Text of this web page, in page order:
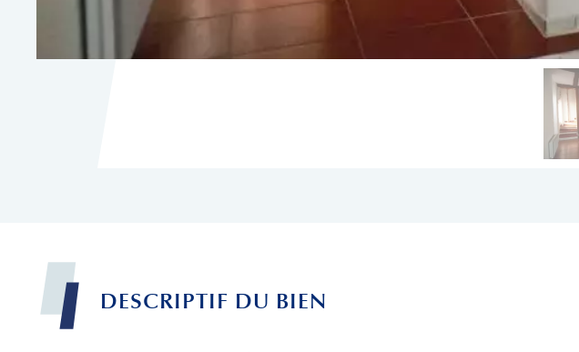
DESCRIPTIF DU BIEN